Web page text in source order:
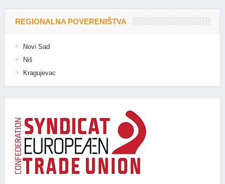
REGIONALNA POVERENIŠTVA
Novi Sad
Niš
Kragujevac